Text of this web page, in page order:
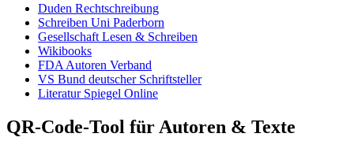
Duden Rechtschreibung
Schreiben Uni Paderborn
Gesellschaft Lesen & Schreiben
Wikibooks
FDA Autoren Verband
VS Bund deutscher Schriftsteller
Literatur Spiegel Online
QR-Code-Tool für Autoren & Texte